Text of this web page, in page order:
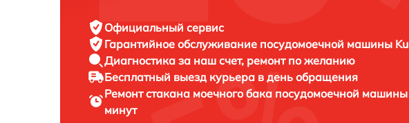
Официальный сервис
Гарантийное обслуживание посудомоечной машины
Диагностика за наш счет, ремонт по желанию
Бесплатный выезд курьера в день обращения
Ремонт стакана моечного бака посудомоечной машины
минут